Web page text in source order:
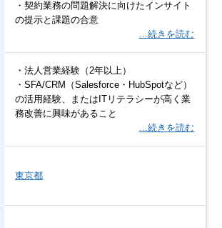
・契約業務の問題解決に向けたインサイト
の提示と課題の合意
…続きを読む
・法人営業経験（2年以上）
・SFA/CRM（Salesforce・HubSpotなど）
の活用経験、またはITリテラシーが高く業
務改善に興味があること
…続きを読む
東京都